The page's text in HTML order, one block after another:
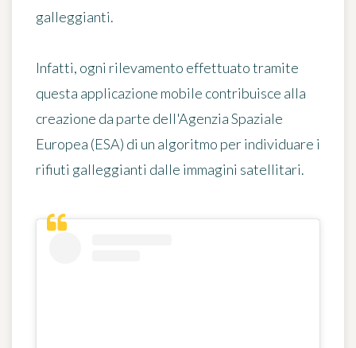
galleggianti.
Infatti, ogni rilevamento effettuato tramite
questa applicazione mobile contribuisce alla
creazione da parte dell'Agenzia Spaziale
Europea (ESA) di un algoritmo per individuare i
rifiuti galleggianti dalle immagini satellitari.